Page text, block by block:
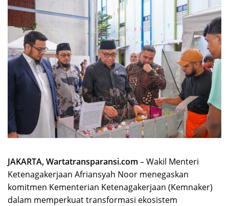
JAKARTA, Wartatransparansi.com – Wakil Menteri
Ketenagakerjaan Afriansyah Noor menegaskan
komitmen Kementerian Ketenagakerjaan (Kemnaker)
dalam memperkuat transformasi ekosistem